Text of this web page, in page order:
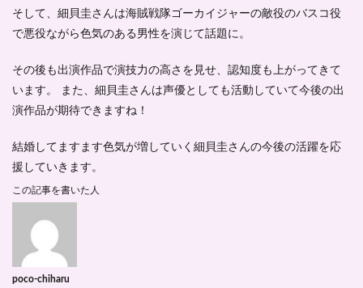
そして、細貝圭さんは海賊戦隊ゴーカイジャーの敵役のバスコ役
で悪役ながら色気のある男性を演じて話題に。
その後も出演作品で演技力の高さを見せ、認知度も上がってきて
います。 また、細貝圭さんは声優としても活動していて今後の出
演作品が期待できますね！
結婚してますます色気が増していく細貝圭さんの今後の活躍を応
援していきます。
この記事を書いた人
poco-chiharu